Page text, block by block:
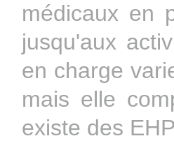
médicaux en
jusqu'aux
en charge
mais elle
existe des